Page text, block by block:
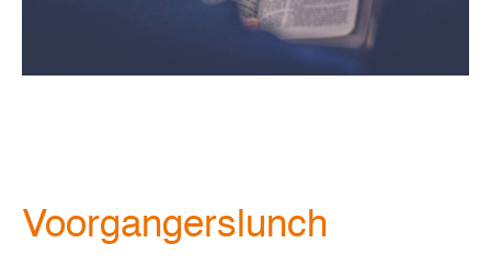
Voorgangerslunch